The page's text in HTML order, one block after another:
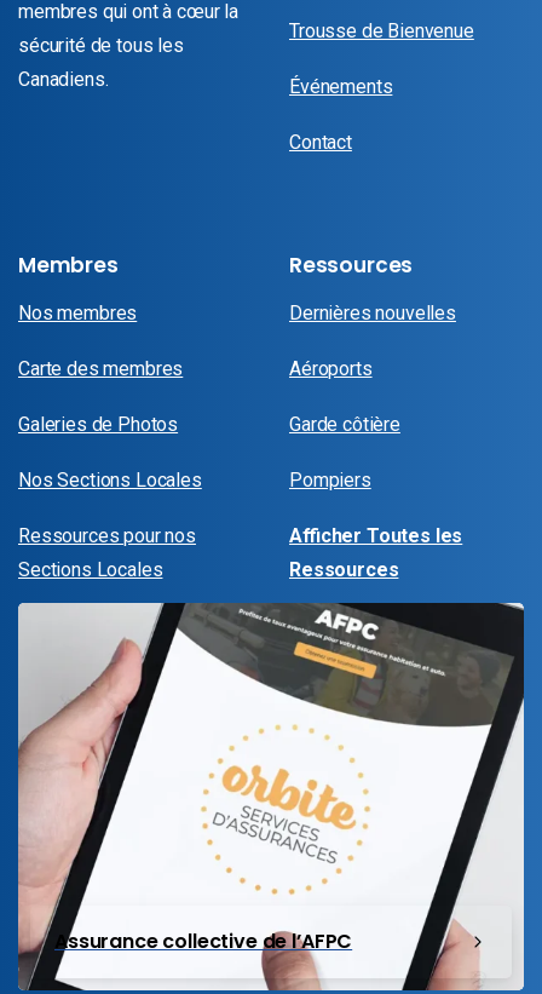
membres qui ont à cœur la
sécurité de tous les
Canadiens.
Trousse de Bienvenue
Événements
Contact
Membres
Nos membres
Carte des membres
Galeries de Photos
Nos Sections Locales
Ressources pour nos
Sections Locales
Ressources
Dernières nouvelles
Aéroports
Garde côtière
Pompiers
Afficher Toutes les
Ressources
Assurance collective de l’AFPC